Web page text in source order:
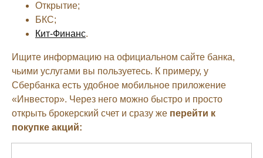
Открытие;
БКС;
Кит-Финанс.
Ищите информацию на официальном сайте банка,
чьими услугами вы пользуетесь. К примеру, у
Сбербанка есть удобное мобильное приложение
«Инвестор». Через него можно быстро и просто
открыть брокерский счет и сразу же перейти к
покупке акций: